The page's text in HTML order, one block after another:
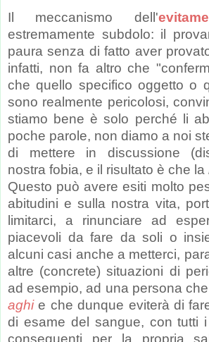
Il meccanismo dell'
estremamente subdolo: il
paura senza di fatto aver
infatti, non fa altro che
che quello specifico oggetto o
sono realmente pericolosi,
stiamo bene è solo perché li
poche parole, non diamo a noi
di mettere in discussione
nostra fobia, e il risultato è che la
Questo può avere esiti molto
abitudini e sulla nostra vita,
limitarci, a rinunciare ad
piacevoli da fare da soli o
alcuni casi anche a metterci,
altre (concrete) situazioni di
ad esempio, ad una persona
aghie che dunque eviterà di
di esame del sangue, con tutti
conseguenti per la propria